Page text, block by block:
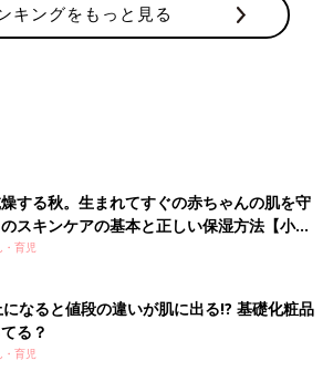
」（300g 2,376円［ライター調べ］）
ッシュ「江原道 ハーバル ミスト」
キングをもっと見る
する秋。生まれてすぐの赤ちゃんの肌を守
スキンケアの基本と正しい保湿方法【小児
修】
育児
なると値段の違いが肌に出る!? 基礎化粧品
る？
育児